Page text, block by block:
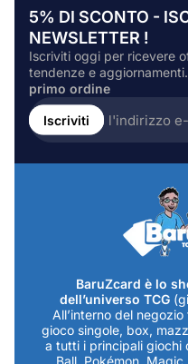
5% DI SCONTO -
NEWSLETTER !
Iscriviti oggi per ricevere
tendenze e
primo ordine
Inserire
l'indirizzo
e-
Iscriviti
BaruZcard è lo
dell’universo TCG
All’interno del
gioco singole, box,
a tutti i principali giochi